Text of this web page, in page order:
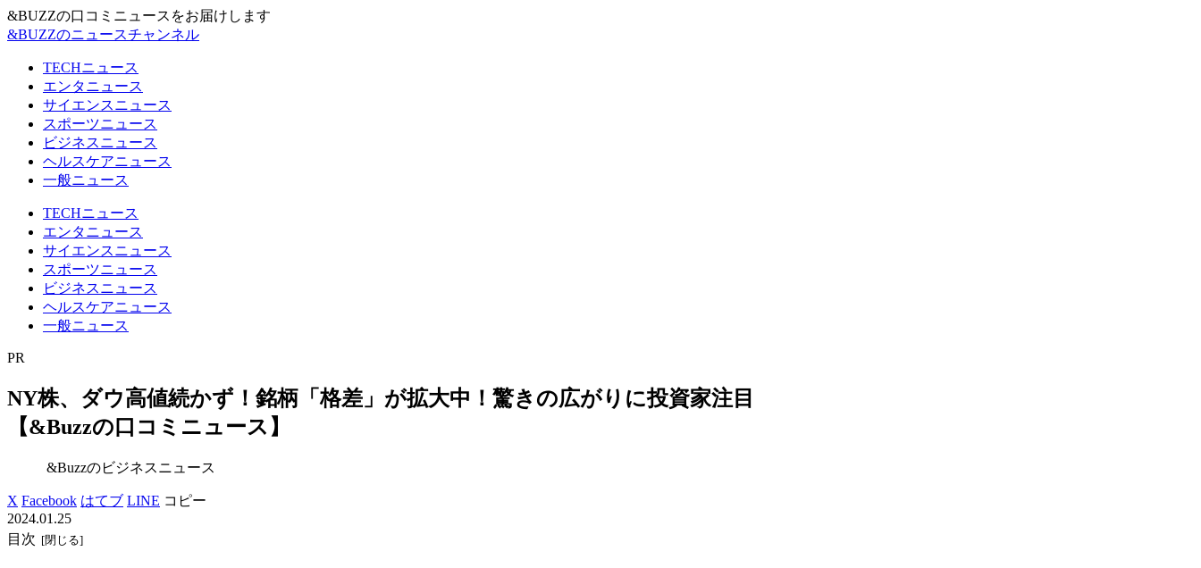
&BUZZの口コミニュースをお届けします
&BUZZのニュースチャンネル
TECHニュース
エンタニュース
サイエンスニュース
スポーツニュース
ビジネスニュース
ヘルスケアニュース
一般ニュース
TECHニュース
エンタニュース
サイエンスニュース
スポーツニュース
ビジネスニュース
ヘルスケアニュース
一般ニュース
PR
NY株、ダウ高値続かず！銘柄「格差」が拡大中！驚きの広がりに投資家注目
【&Buzzの口コミニュース】
&Buzzのビジネスニュース
X Facebook はてブ LINE コピー
2024.01.25
目次